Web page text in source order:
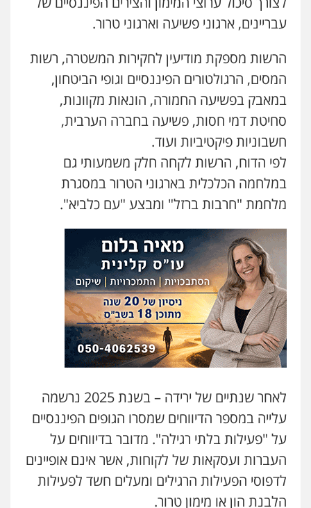
עו"ד נס בן נתן
פלילי כלכלי פשיעה חמורה
0505555110
שחר מנדלמן, שלומציון גבאי מנדלמן
– משרד עורכי דין
פלילי התמחות בייצוג בעבירות מין
0505522334
עו"ד מוחמד סביחאת
פלילי תעבורה פשיעה כלכלית
0525077716
עו"ד אורי רינצקי
פלילי כלכלי ניהול משפטים
0506216813
רעות כהן – משרד עורכי דין
פלילי צווארון לבן תעבורה אסירים מעצרים
וחקירות
0506277425
עו"ד נעם שביט
פסיכיאטריה משפטית
0506216048
עבריינים, ארגוני פשיעה וארגוני טרור.
הרשות מספקת מודיעין לחקירות המשטרה, רשות
המסים, הרגולטורים הפיננסיים וגופי הביטחון,
במאבק בפשיעה החמורה, הונאות מקוונות,
סחיטת דמי חסות, פשיעה בחברה הערבית,
חשבוניות פיקטיביות ועוד.
לפי הדוח, הרשות לקחה חלק משמעותי גם
במלחמה הכלכלית בארגוני הטרור במסגרת
מלחמת "חרבות ברזל" ומבצע "עם כלביא".
לאחר שנתיים של ירידה – בשנת 2025 נרשמה
עלייה במספר הדיווחים שמסרו הגופים הפיננסיים
על "פעילות בלתי רגילה". מדובר בדיווחים על
העברות ועסקאות של לקוחות, אשר אינם אופיינים
לדפוסי הפעילות הרגילים ומעלים חשד לפעילות
הלבנת הון או מימון טרור.